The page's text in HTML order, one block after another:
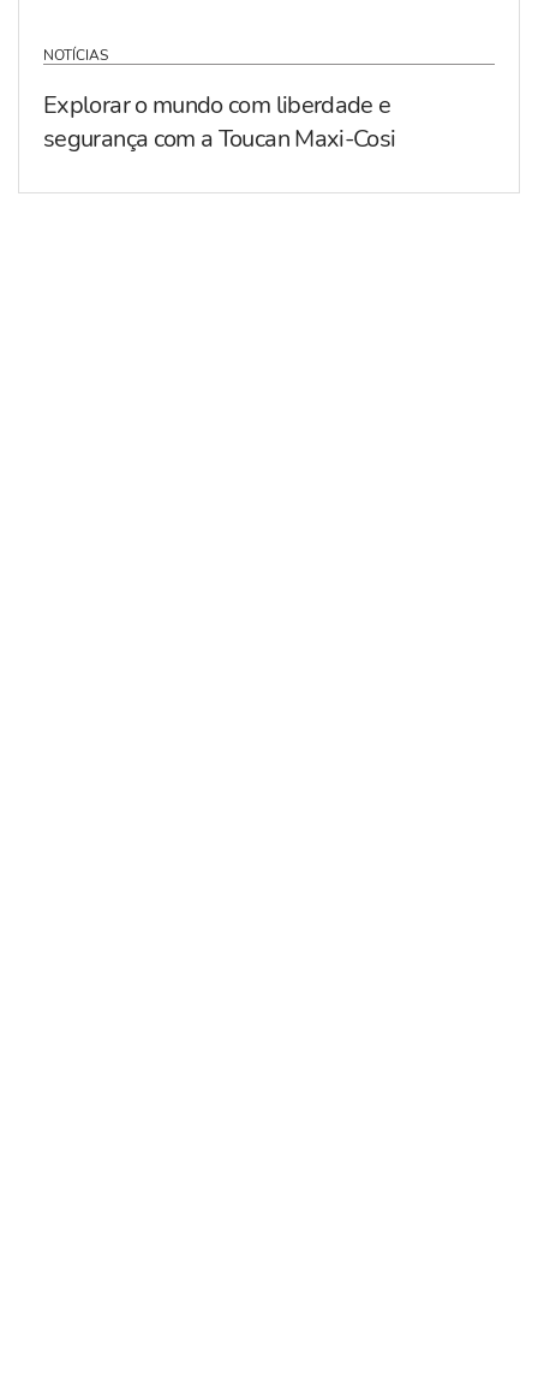
NOTÍCIAS
Explorar o mundo com liberdade e
segurança com a Toucan Maxi-Cosi